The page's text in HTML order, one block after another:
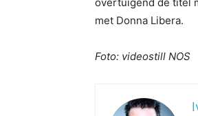
overtuigend de titel
met Donna Libera.
Foto: videostill NOS